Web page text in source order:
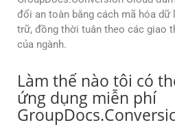
đổi an toàn bằng cách mã hóa
trữ, đồng thời tuân theo các giao
của ngành.
Làm thế nào tôi có
ứng dụng miễn phí